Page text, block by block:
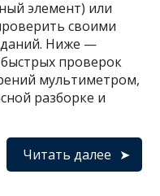
элемент) или
своими
Ниже —
проверок
мультиметром,
разборке и
Читать далее